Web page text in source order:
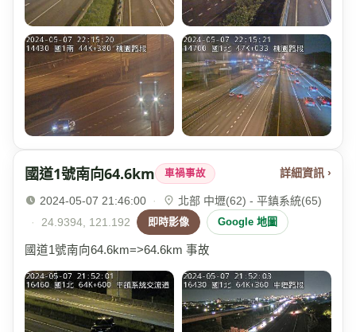
國道1號南向64.6km 車禍事故 詳細資訊 ›
2024-05-07 21:46:00 ·
北部 中壢(62) - 平鎮系統(65)
·
24.9394, 121.192 即時影像 Google 地圖
國道1號南向64.6km=>64.6km 事故